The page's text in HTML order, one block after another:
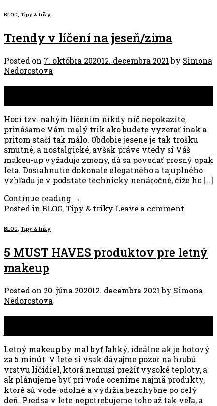
BLOG, Tipy & triky
Trendy v líčení na jeseň/zima
Posted on 7. októbra 202012. decembra 2021by Simona
Nedorostova
Hoci tzv. nahým líčením nikdy nič nepokazíte,
prinášame Vám malý trik ako budete vyzerať inak a
pritom stačí tak málo. Obdobie jesene je tak trošku
smutné, a nostalgické, avšak práve vtedy si Váš
makeu-up vyžaduje zmeny, dá sa povedať presný opak
leta. Dosiahnutie dokonale elegatného a tajuplného
vzhľadu je v podstate technicky nenáročné, čiže ho […]
Continue reading →
Posted in BLOG,Tipy & triky Leave a comment
BLOG, Tipy & triky
5 MUST HAVES produktov pre letný
makeup
Posted on 20. júna 202012. decembra 2021 by Simona
Nedorostova
Letný makeup by mal byť ľahký, ideálne ak je hotový
za 5 minút. V lete si však dávajme pozor na hrubú
vrstvu líčidiel, ktorá nemusí prežiť vysoké teploty, a
ak plánujeme byť pri vode oceníme najmä produkty,
ktoré sú vode-odolné a vydržia bezchybne po celý
deň. Predsa v lete nepotrebujeme toho až tak veľa, a